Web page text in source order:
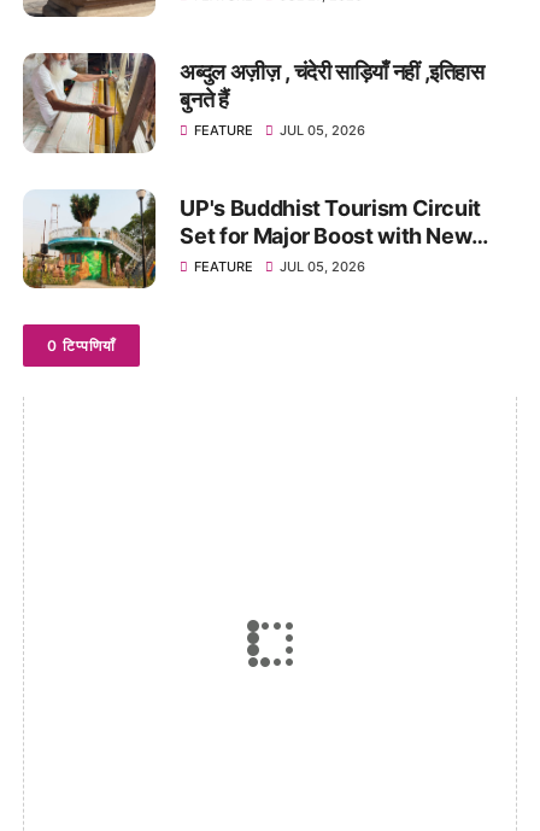
अब्दुल अज़ीज़ , चंदेरी साड़ियाँ नहीं ,इतिहास
बुनते हैं
FEATURE JUL 05, 2026
UP's Buddhist Tourism Circuit
Set for Major Boost with New
Theme Park in Kushinagar
FEATURE JUL 05, 2026
0 टिप्पणियाँ